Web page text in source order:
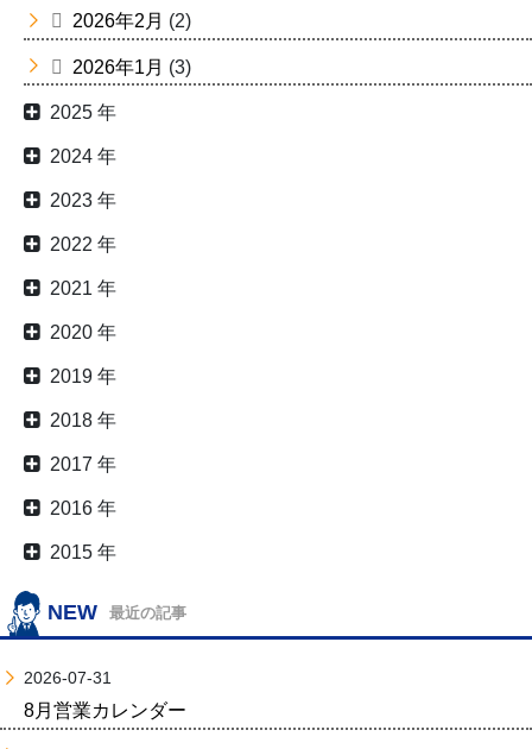
2026年2月 (2)
2026年1月 (3)
2025 年
2024 年
2023 年
2022 年
2021 年
2020 年
2019 年
2018 年
2017 年
2016 年
2015 年
NEW 最近の記事
2026-07-31
8月営業カレンダー